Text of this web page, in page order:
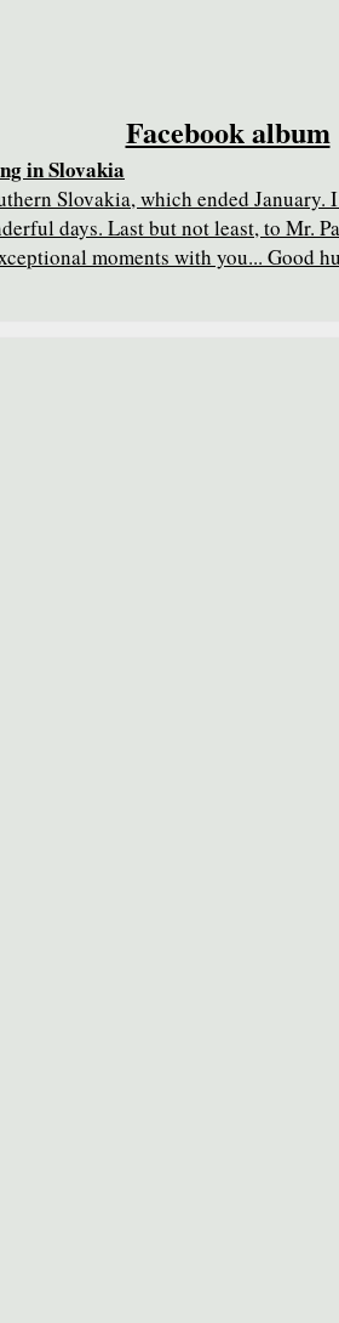
Facebook album
in Slovakia
Slovakia, which ended
days. Last but not least, to Mr.
moments with you... Good